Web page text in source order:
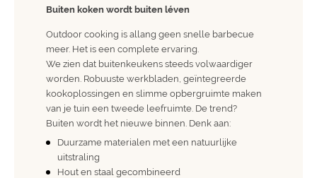
Buiten koken wordt buiten léven
Outdoor cooking is allang geen snelle barbecue
meer. Het is een complete ervaring.
We zien dat buitenkeukens steeds volwaardiger
worden. Robuuste werkbladen, geïntegreerde
kookoplossingen en slimme opbergruimte maken
van je tuin een tweede leefruimte. De trend?
Buiten wordt het nieuwe binnen. Denk aan:
Duurzame materialen met een natuurlijke
uitstraling
Hout en staal gecombineerd